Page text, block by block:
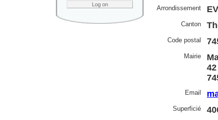
Arrondissement
Canton
Code postal
Mairie
Email
Superficié